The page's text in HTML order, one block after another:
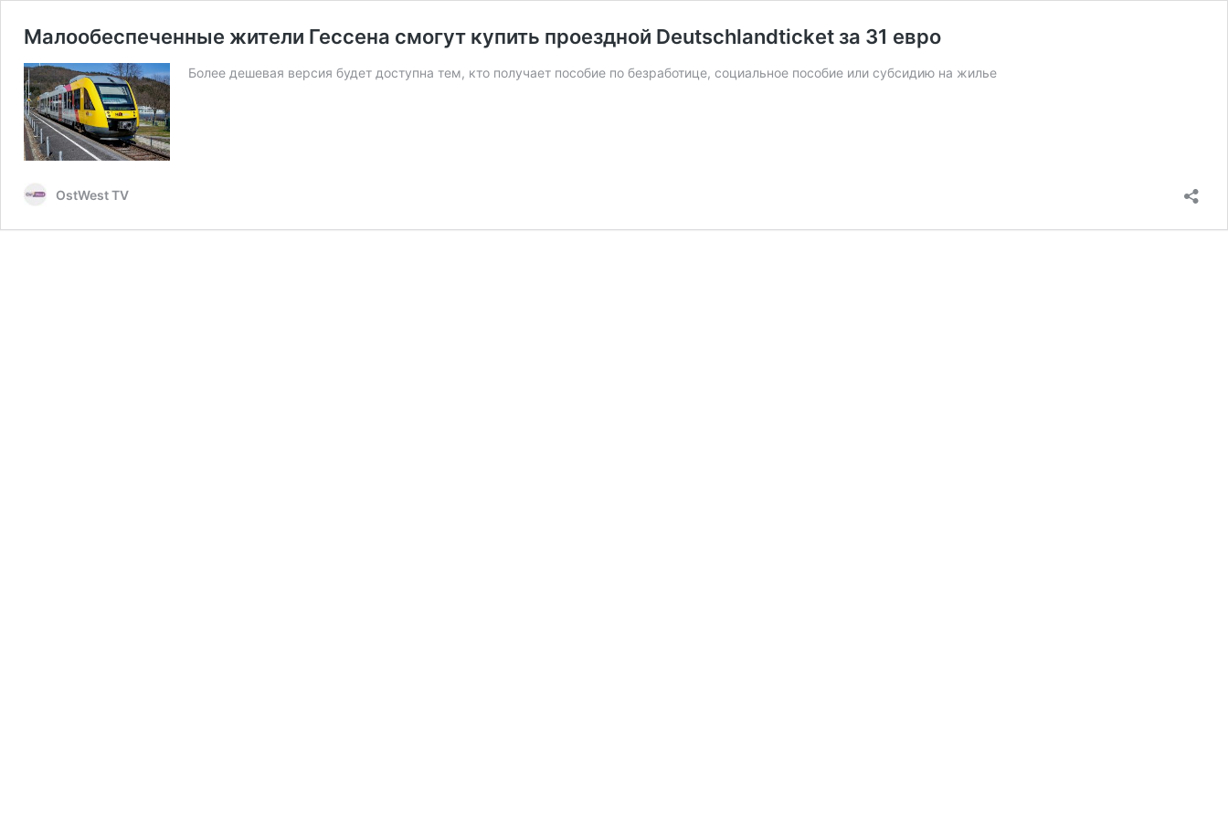
Малообеспеченные жители Гессена смогут купить проездной Deutschlandticket за 31 евро
Более дешевая версия будет доступна тем, кто получает пособие по безработице, социальное пособие или субсидию на жилье
OstWest TV